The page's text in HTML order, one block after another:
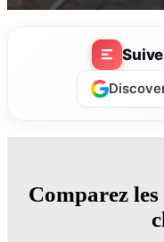
Comparez